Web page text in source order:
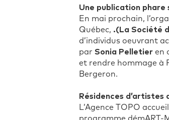
Une publication
En mai prochain,
Québec, .(La Société
d’individus oeuvrant
par Sonia Pelletier en
et rendre hommage à
Bergeron.
Résidences d’artistes
L’Agence TOPO